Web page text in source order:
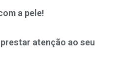
a pele!
atenção ao seu